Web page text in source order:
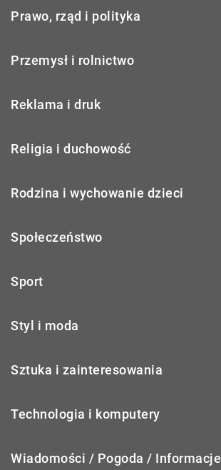
Prawo, rząd i polityka
Przemysł i rolnictwo
Reklama i druk
Religia i duchowość
Rodzina i wychowanie dzieci
Społeczeństwo
Sport
Styl i moda
Sztuka i zainteresowania
Technologia i komputery
Wiadomości / Pogoda / Informacje